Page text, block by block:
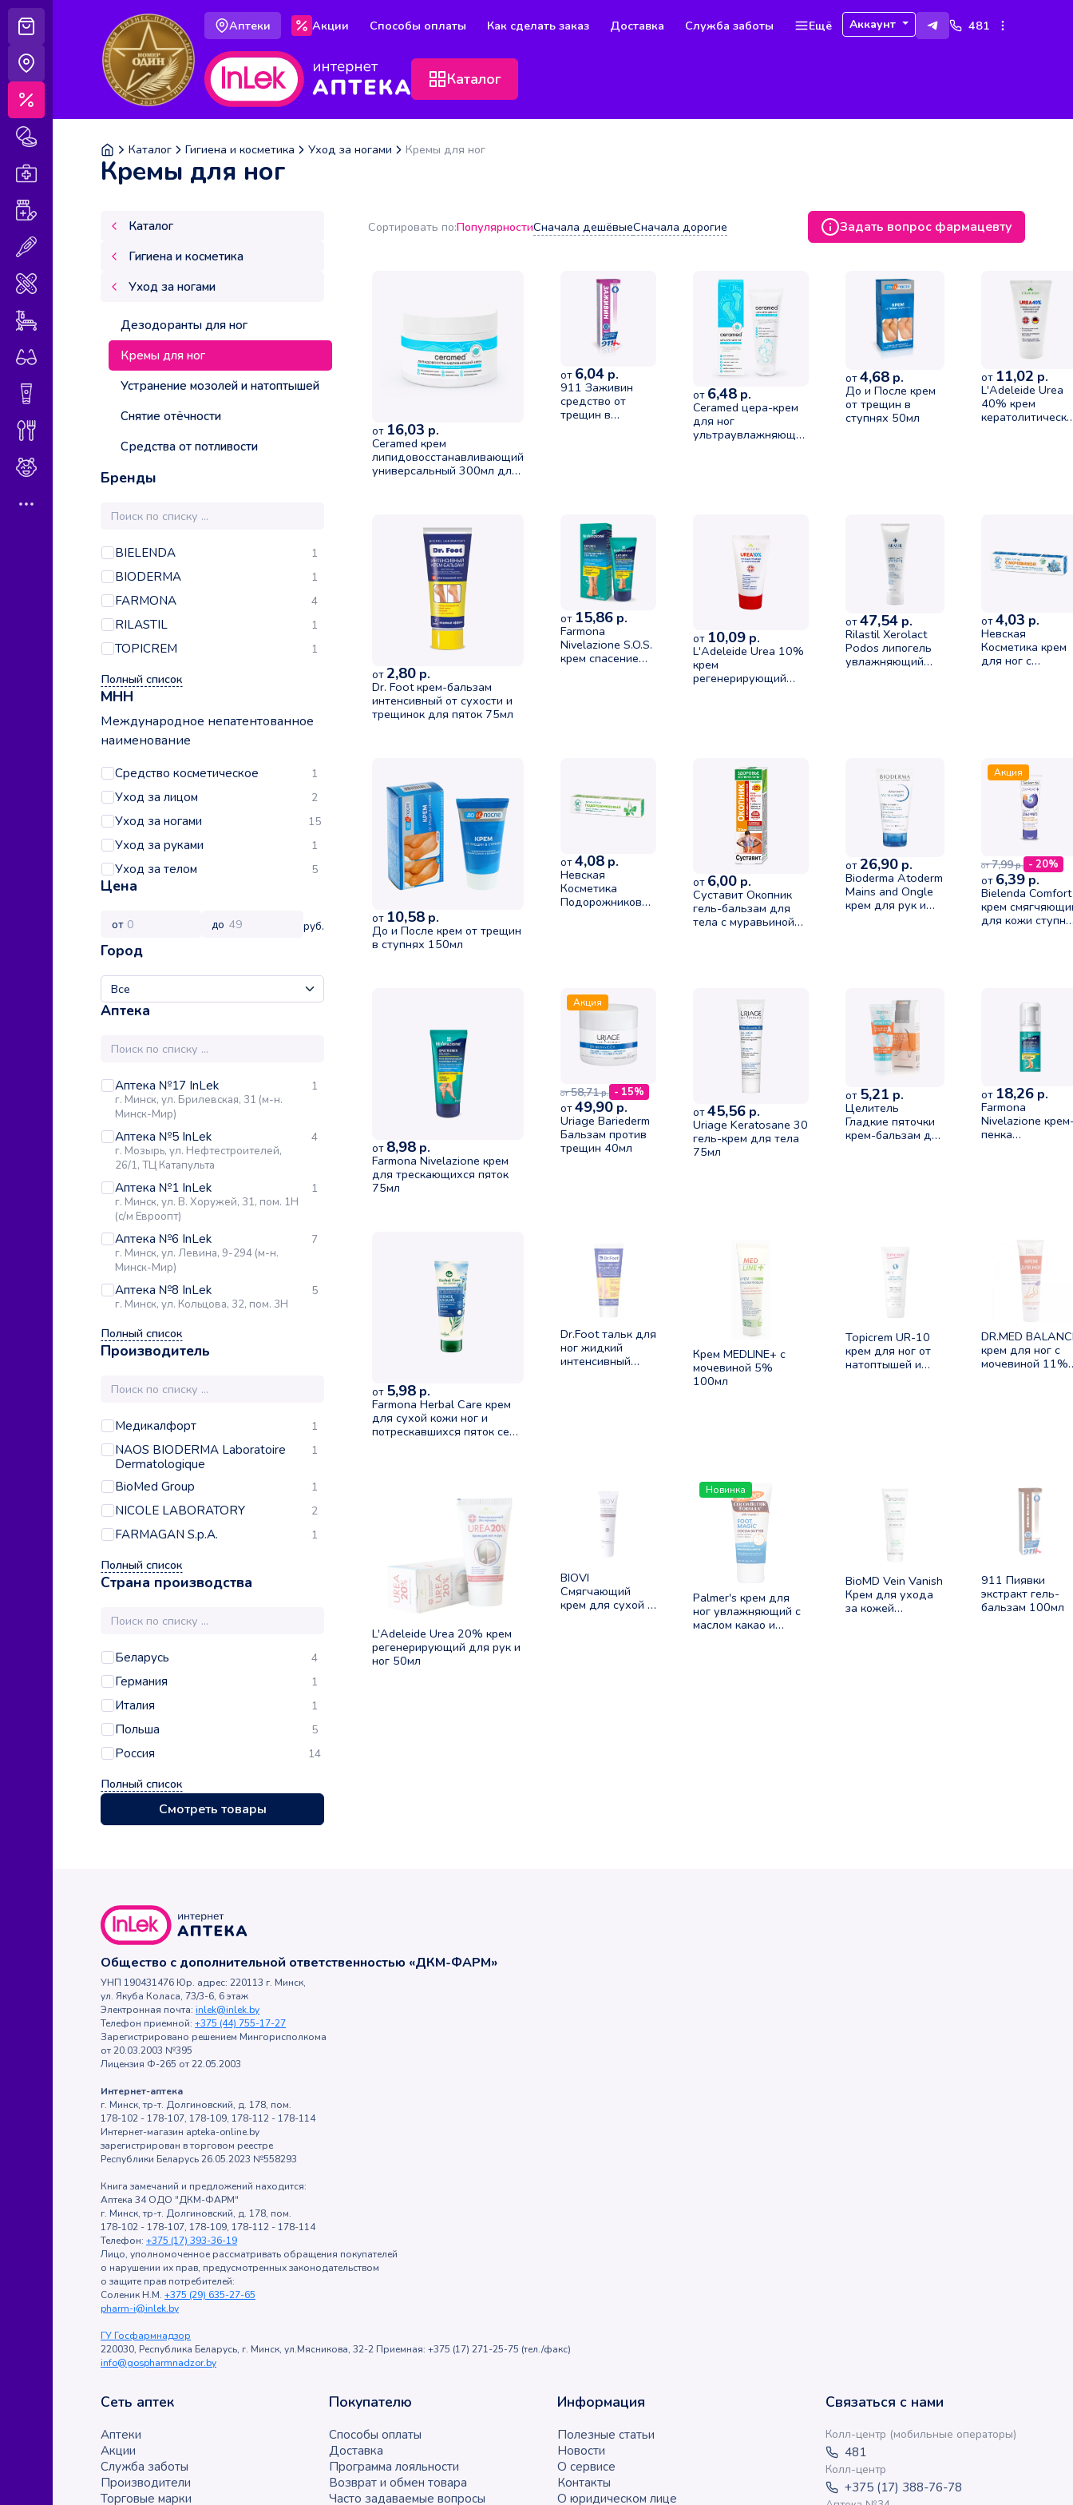
Медицинские изделия
Уход за больными
Гигиена и косметика
Аптеки Акции Способы оплаты Как сделать заказ Доставка Служба заботы Ещё Аккаунт 481
Каталог
Каталог Гигиена и косметика Уход за ногами Кремы для ног
Кремы для ног
Каталог
Гигиена и косметика
Уход за ногами
Дезодоранты для ног
Кремы для ног
Устранение мозолей и натоптышей
Снятие отёчности
Средства от потливости
Бренды
BIELENDA 1
BIODERMA 1
FARMONA 4
RILASTIL 1
TOPICREM 1
Полный список
МНН
Международное непатентованное
наименование
Средство косметическое 1
Уход за лицом 2
Уход за ногами 15
Уход за руками 1
Уход за телом 5
Цена
от до руб.
Город
Аптека
Аптека №17 InLek
г. Минск, ул. Брилевская, 31 (м-н.
Минск-Мир)
1
Аптека №5 InLek
г. Мозырь, ул. Нефтестроителей,
26/1, ТЦ Катапульта
4
Аптека №1 InLek
г. Минск, ул. В. Хоружей, 31, пом. 1Н
(с/м Евроопт)
1
Аптека №6 InLek
г. Минск, ул. Левина, 9-294 (м-н.
Минск-Мир)
7
Аптека №8 InLek
г. Минск, ул. Кольцова, 32, пом. 3Н
5
Полный список
Производитель
Медикалфорт 1
NAOS BIODERMA Laboratoire
Dermatologique
1
BioMed Group 1
NICOLE LABORATORY 2
FARMAGAN S.p.A. 1
Полный список
Страна производства
Беларусь 4
Германия 1
Италия 1
Польша 5
Россия 14
Полный список
Смотреть товары
Сортировать по:ПопулярностиСначала дешёвыеСначала дорогие Задать вопрос фармацевту
от 16,03 р.
Ceramed крем
липидовосстанавливающий
универсальный 300мл для
от 6,04 р.
911 Заживин
средство от
трещин в
от 6,48 р.
Ceramed цера-крем
для ног
ультраувлажняющий
от 4,68 р.
До и После крем
от трещин в
ступнях 50мл
от 11,02 р.
L'Adeleide Urea
40% крем
от 2,80 р.
Dr. Foot крем-бальзам
интенсивный от сухости и
трещинок для пяток 75мл
от 15,86 р.
Farmona
Nivelazione S.O.S.
крем спасение
от 10,09 р.
L'Adeleide Urea 10%
крем
регенерирующий
от 47,54 р.
Rilastil Xerolact
Podos липогель
увлажняющий
от 4,03 р.
Невская
Косметика крем
для ног с
от 10,58 р.
До и После крем от трещин
в ступнях 150мл
от 4,08 р.
Невская
Косметика
Подорожниковый
от 6,00 р.
Суставит Окопник
гель-бальзам для
тела с муравьиной
от 26,90 р.
Bioderma Atoderm
Mains and Ongle
крем для рук и
Акция
от 7,99р. - 20%
от 6,39 р.
Bielenda Comfort
крем
для кожи
от 8,98 р.
Farmona Nivelazione крем
для трескающихся пяток
75мл
Акция
от 58,71р. - 15%
от 49,90 р.
Uriage Bariederm
Бальзам против
трещин 40мл
от 45,56 р.
Uriage Keratosane 30
гель-крем для тела
75мл
от 5,21 р.
Целитель
Гладкие пяточки
крем-бальзам для
от 18,26 р.
Farmona
Nivelazione
пенка
от 5,98 р.
Farmona Herbal Care крем
для сухой кожи ног и
потрескавшихся пяток семя
Dr.Foot тальк для
ног жидкий
интенсивный
Крем MEDLINE+ с
мочевиной 5%
100мл
Topicrem UR-10
крем для ног от
натоптышей и
DR.MED
крем для ног с
мочевиной 11%
L'Adeleide Urea 20% крем
регенерирующий для рук и
ног 50мл
BIOVI
Смягчающий
крем для сухой и
Новинка
Palmer's крем для
ног увлажняющий с
маслом какао и
BioMD Vein Vanish
Крем для ухода
за кожей
911 Пиявки
экстракт гель-
бальзам 100мл
Общество с дополнительной ответственностью «ДКМ-ФАРМ»
УНП 190431476 Юр. адрес: 220113 г. Минск,
ул. Якуба Коласа, 73/3-6, 6 этаж
Электронная почта: inlek@inlek.by
Телефон приемной: +375 (44) 755-17-27
Зарегистрировано решением Мингорисполкома
от 20.03.2003 №395
Лицензия Ф-265 от 22.05.2003
Интернет-аптека
г. Минск, тр-т. Долгиновский, д. 178, пом.
178-102 - 178-107, 178-109, 178-112 - 178-114
Интернет-магазин apteka-online.by
зарегистрирован в торговом реестре
Республики Беларусь 26.05.2023 №558293
Книга замечаний и предложений находится:
Аптека 34 ОДО "ДКМ-ФАРМ"
г. Минск, тр-т. Долгиновский, д. 178, пом.
178-102 - 178-107, 178-109, 178-112 - 178-114
Телефон: +375 (17) 393-36-19
Лицо, уполномоченное рассматривать обращения покупателей
о нарушении их прав, предусмотренных законодательством
о защите прав потребителей:
Соленик Н.М. +375 (29) 635-27-65
pharm-i@inlek.by
ГУ Госфармнадзор
220030, Республика Беларусь, г. Минск, ул.Мясникова, 32-2 Приемная: +375 (17) 271-25-75 (тел./факс)
info@gospharmnadzor.by
Сеть аптек
Аптеки
Акции
Служба заботы
Производители
Торговые марки
Покупателю
Способы оплаты
Доставка
Программа лояльности
Возврат и обмен товара
Часто задаваемые вопросы
Информация
Полезные статьи
Новости
О сервисе
Контакты
О юридическом лице
Связаться с нами
Колл-центр (мобильные операторы)
481
Колл-центр
+375 (17) 388-76-78